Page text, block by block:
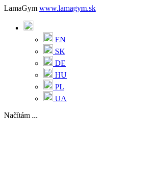
LamaGym www.lamagym.sk
EN
SK
DE
HU
PL
UA
Načítám ...